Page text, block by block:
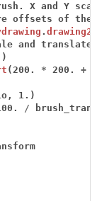
X and Y
offsets of the
.drawing2d
and translate
(200. * 200. +
1.)
/